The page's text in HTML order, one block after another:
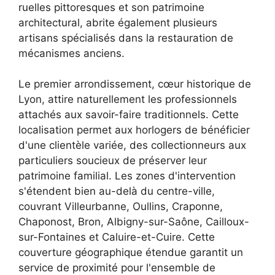
ruelles pittoresques et son patrimoine
architectural, abrite également plusieurs
artisans spécialisés dans la restauration de
mécanismes anciens.
Le premier arrondissement, cœur historique de
Lyon, attire naturellement les professionnels
attachés aux savoir-faire traditionnels. Cette
localisation permet aux horlogers de bénéficier
d'une clientèle variée, des collectionneurs aux
particuliers soucieux de préserver leur
patrimoine familial. Les zones d'intervention
s'étendent bien au-delà du centre-ville,
couvrant Villeurbanne, Oullins, Craponne,
Chaponost, Bron, Albigny-sur-Saône, Cailloux-
sur-Fontaines et Caluire-et-Cuire. Cette
couverture géographique étendue garantit un
service de proximité pour l'ensemble de